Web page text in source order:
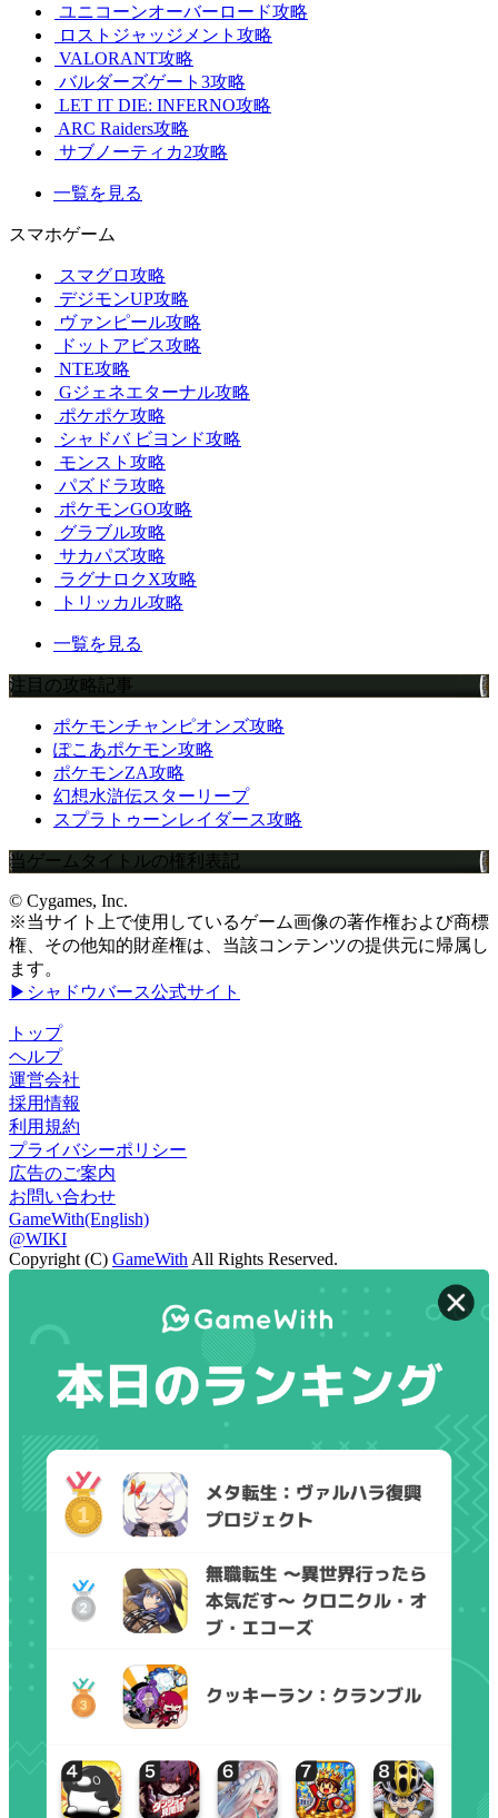
ユニコーンオーバーロード攻略
ロストジャッジメント攻略
VALORANT攻略
バルダーズゲート3攻略
LET IT DIE: INFERNO攻略
ARC Raiders攻略
サブノーティカ2攻略
一覧を見る
スマホゲーム
スマグロ攻略
デジモンUP攻略
ヴァンピール攻略
ドットアビス攻略
NTE攻略
Gジェネエターナル攻略
ポケポケ攻略
シャドバ ビヨンド攻略
モンスト攻略
パズドラ攻略
ポケモンGO攻略
グラブル攻略
サカパズ攻略
ラグナロクX攻略
トリッカル攻略
一覧を見る
注目の攻略記事
ポケモンチャンピオンズ攻略
ぽこあポケモン攻略
ポケモンZA攻略
幻想水滸伝スターリープ
スプラトゥーンレイダース攻略
当ゲームタイトルの権利表記
© Cygames, Inc.
※当サイト上で使用しているゲーム画像の著作権および商標
権、その他知的財産権は、当該コンテンツの提供元に帰属し
ます。
▶シャドウバース公式サイト
トップ
ヘルプ
運営会社
採用情報
利用規約
プライバシーポリシー
広告のご案内
お問い合わせ
GameWith(English)
@WIKI
Copyright (C) GameWith All Rights Reserved.